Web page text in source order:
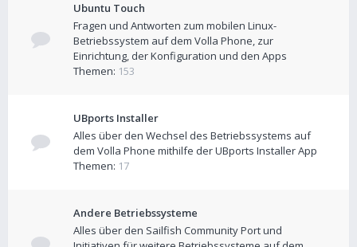
Ubuntu Touch
Fragen und Antworten zum mobilen Linux-
Betriebssystem auf dem Volla Phone, zur
Einrichtung, der Konfiguration und den Apps
Themen: 153
UBports Installer
Alles über den Wechsel des Betriebssystems auf
dem Volla Phone mithilfe der UBports Installer App
Themen: 17
Andere Betriebssysteme
Alles über den Sailfish Community Port und